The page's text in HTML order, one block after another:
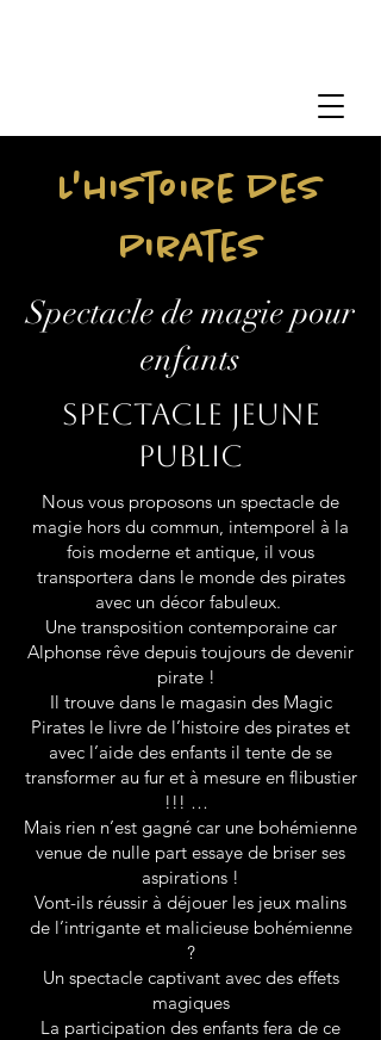
L'histoire des
Pirates
Spectacle de magie pour
enfants
Spectacle jeune
public
Nous vous proposons un spectacle de
magie hors du commun, intemporel à la
fois moderne et antique, il vous
transportera dans le monde des pirates
avec un décor fabuleux.
Une transposition contemporaine car
Alphonse rêve depuis toujours de devenir
pirate !
Il trouve dans le magasin des Magic
Pirates le livre de l’histoire des pirates et
avec l’aide des enfants il tente de se
transformer au fur et à mesure en flibustier
!!! …
Mais rien n’est gagné car une bohémienne
venue de nulle part essaye de briser ses
aspirations !
Vont-ils réussir à déjouer les jeux malins
de l’intrigante et malicieuse bohémienne
?
Un spectacle captivant avec des effets
magiques
La participation des enfants fera de ce